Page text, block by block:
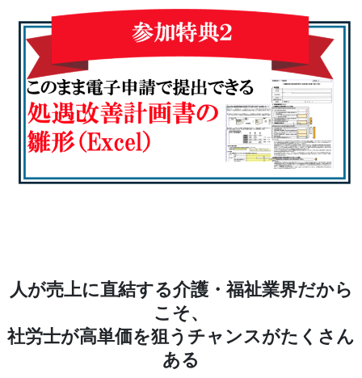
人が売上に直結する介護・福祉業界だから
こそ、
社労士が高単価を狙うチャンスがたくさん
ある